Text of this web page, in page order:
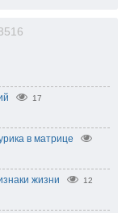
17
в матрице
жизни 12